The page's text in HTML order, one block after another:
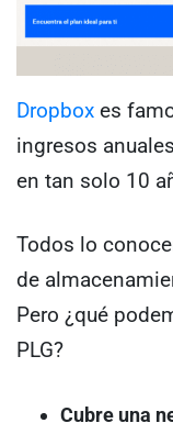
Dropbox es
ingresos
en tan solo 10
Todos lo
de
Pero ¿qué
PLG?
Cubre una